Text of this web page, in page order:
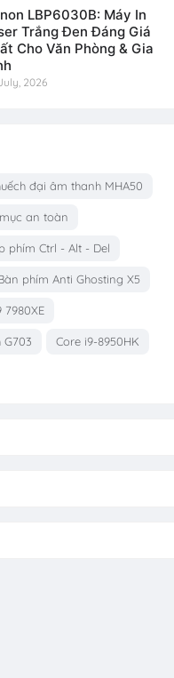
LBP6030B: Máy In
Trắng Đen Đáng Giá
Cho Văn Phòng & Gia
2026
đại âm thanh MHA50
an toàn
phím Ctrl - Alt - Del
phím Anti Ghosting X5
7980XE
Core i9-8950HK